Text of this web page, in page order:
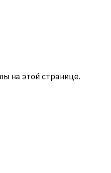
на этой странице.